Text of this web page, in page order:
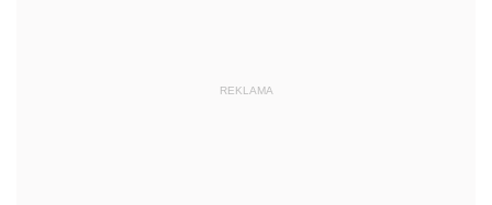
REKLAMA